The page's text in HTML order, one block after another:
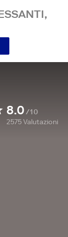
8.0/10
2575Valutazioni